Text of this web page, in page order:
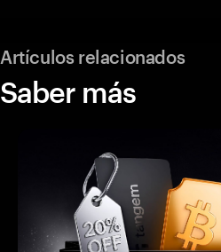
Artículos relacionados
Saber más